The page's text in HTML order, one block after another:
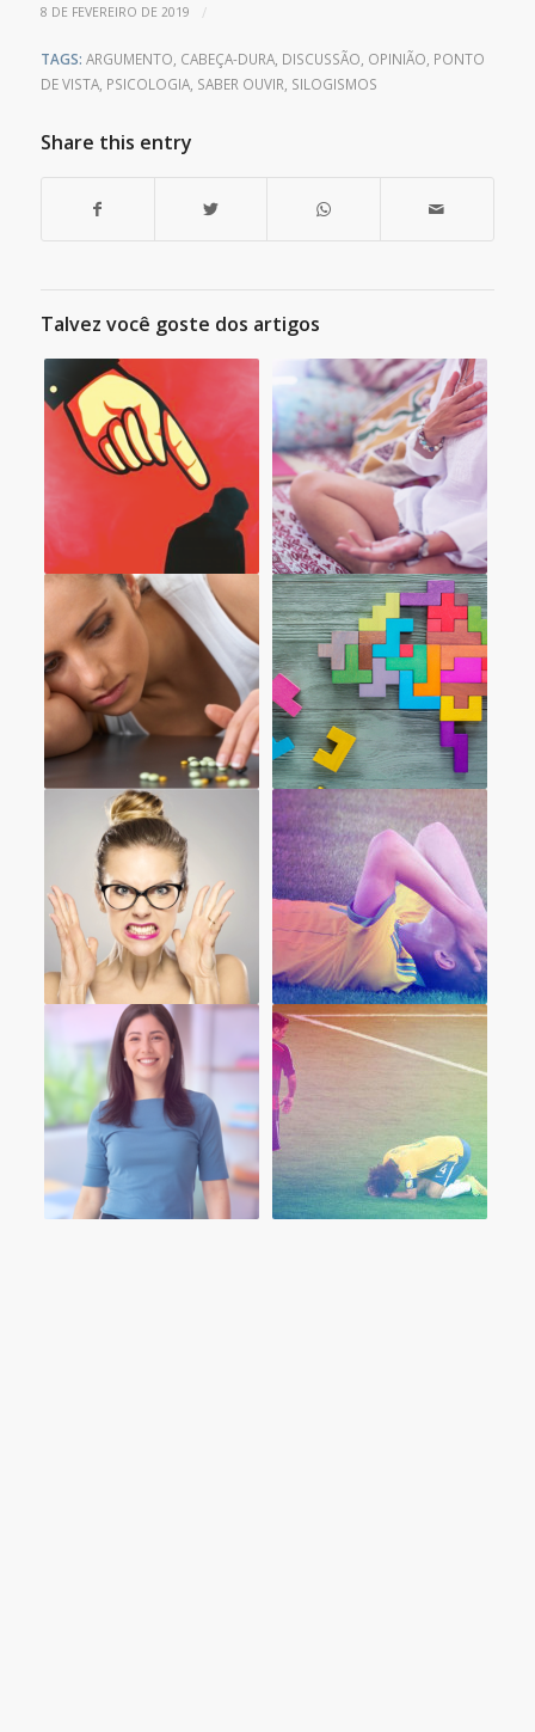
8 DE FEVEREIRO DE 2019 /
TAGS: ARGUMENTO CABEÇA-DURA, DISCUSSÃO OPINIÃO PONTO
DE VISTA, PSICOLOGIA, SABER OUVIR SILOGISMOS
Share this entry
Talvez você goste dos artigos